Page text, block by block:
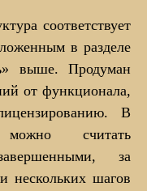
соответствует
в разделе
выше. Продуман
от функционала,
В
считать
за
нескольких шагов